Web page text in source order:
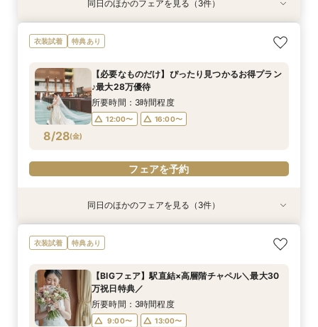
8/27(木)
《オンライン相談会》スマホで参加OK◎見積り×
特典付き
18:00〜
特典あり
8/27(木)
【平日限定】ゆったり全館見学&ご相談フェア＼
限定特典付き／
12:00〜
8/27(木)
スマホ・PCで叶うオンライン相談会！少人数W
のご相談も大歓迎
12:00〜
同日のほかのフェアを見る（3件）
衣装試着 特典あり
8/28(金)
【必要なものだけ】ぴったり見つかるお得プラン
♪最大28万優待
所要時間：3時間程度
12:00〜 16:00〜
フェアを予約
8/28( 金)
《オンライン相談会》スマホで参加OK◎見積り×
特典付き
18:00〜
特典あり
8/28( 金)
【平日限定】ゆったり全館見学&ご相談フェア＼
限定特典付き／
12:00〜
8/28( 金)
スマホ・PCで叶うオンライン相談会！少人数W
のご相談も大歓迎
12:00〜
同日のほかのフェアを見る（3件）
衣装試着 特典あり
【BIGフェア】駅直結×高層階チャペル＼最大30
万祝日特典／
所要時間：3時間程度
9:00〜
13:00〜